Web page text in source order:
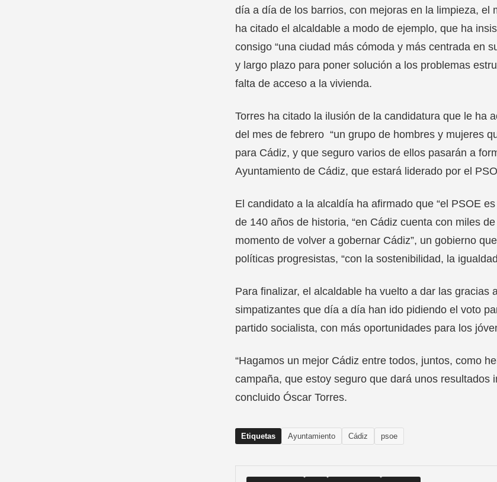
día a día de los barrios, con mejoras en la limpieza, el
ha citado el alcaldable a modo de ejemplo, que ha
consigo “una ciudad más cómoda y más centrada en
y largo plazo para poner solución a los problemas
falta de acceso a la vivienda.
Torres ha citado la ilusión de la candidatura que le ha
del mes de febrero “un grupo de hombres y mujeres
para Cádiz, y que seguro varios de ellos pasarán a
Ayuntamiento de Cádiz, que estará liderado por el
El candidato a la alcaldía ha afirmado que “el PSOE
de 140 años de historia, “en Cádiz cuenta con miles
momento de volver a gobernar Cádiz”, un gobierno
políticas progresistas, “con la sostenibilidad, la
Para finalizar, el alcaldable ha vuelto a dar las gracias
simpatizantes que día a día han ido pidiendo el voto
partido socialista, con más oportunidades para los
“Hagamos un mejor Cádiz entre todos, juntos, como
campaña, que estoy seguro que dará unos resultados
concluido Óscar Torres.
Etiquetas Ayuntamiento Cádiz psoe